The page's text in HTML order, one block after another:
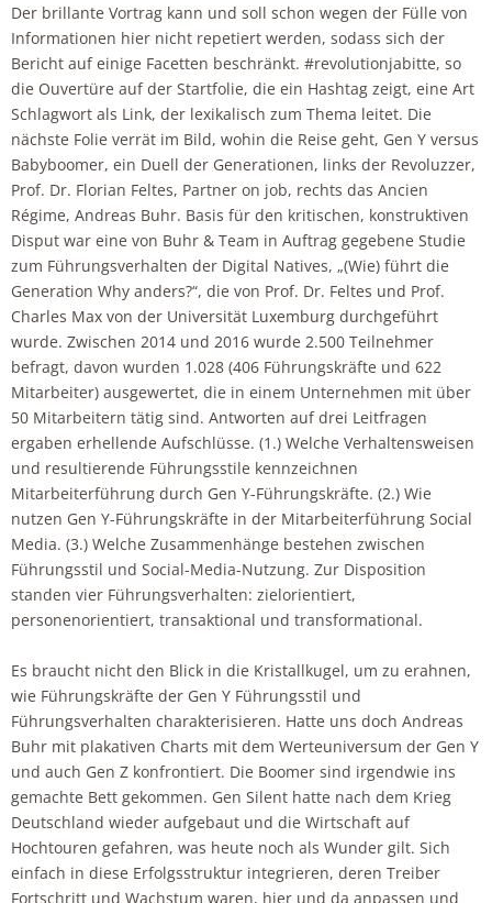
Der brillante Vortrag kann und soll schon wegen der Fülle von
Informationen hier nicht repetiert werden, sodass sich der
Bericht auf einige Facetten beschränkt. #revolutionjabitte, so
die Ouvertüre auf der Startfolie, die ein Hashtag zeigt, eine Art
Schlagwort als Link, der lexikalisch zum Thema leitet. Die
nächste Folie verrät im Bild, wohin die Reise geht, Gen Y versus
Babyboomer, ein Duell der Generationen, links der Revoluzzer,
Prof. Dr. Florian Feltes, Partner on job, rechts das Ancien
Régime, Andreas Buhr. Basis für den kritischen, konstruktiven
Disput war eine von Buhr & Team in Auftrag gegebene Studie
zum Führungsverhalten der Digital Natives, „(Wie) führt die
Generation Why anders?“, die von Prof. Dr. Feltes und Prof.
Charles Max von der Universität Luxemburg durchgeführt
wurde. Zwischen 2014 und 2016 wurde 2.500 Teilnehmer
befragt, davon wurden 1.028 (406 Führungskräfte und 622
Mitarbeiter) ausgewertet, die in einem Unternehmen mit über
50 Mitarbeitern tätig sind. Antworten auf drei Leitfragen
ergaben erhellende Aufschlüsse. (1.) Welche Verhaltensweisen
und resultierende Führungsstile kennzeichnen
Mitarbeiterführung durch Gen Y-Führungskräfte. (2.) Wie
nutzen Gen Y-Führungskräfte in der Mitarbeiterführung Social
Media. (3.) Welche Zusammenhänge bestehen zwischen
Führungsstil und Social-Media-Nutzung. Zur Disposition
standen vier Führungsverhalten: zielorientiert,
personenorientiert, transaktional und transformational.
Es braucht nicht den Blick in die Kristallkugel, um zu erahnen,
wie Führungskräfte der Gen Y Führungsstil und
Führungsverhalten charakterisieren. Hatte uns doch Andreas
Buhr mit plakativen Charts mit dem Werteuniversum der Gen Y
und auch Gen Z konfrontiert. Die Boomer sind irgendwie ins
gemachte Bett gekommen. Gen Silent hatte nach dem Krieg
Deutschland wieder aufgebaut und die Wirtschaft auf
Hochtouren gefahren, was heute noch als Wunder gilt. Sich
einfach in diese Erfolgsstruktur integrieren, deren Treiber
Fortschritt und Wachstum waren, hier und da anpassen und